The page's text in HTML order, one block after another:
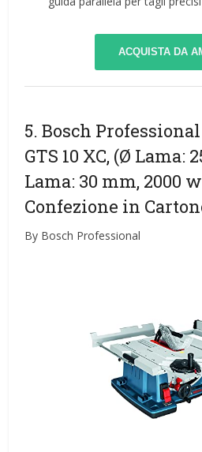
ACQUISTA DA
5. Bosch
GTS 10 XC, (Ø Lama:
Lama: 30 mm, 2000
Confezione in
By Bosch Professional